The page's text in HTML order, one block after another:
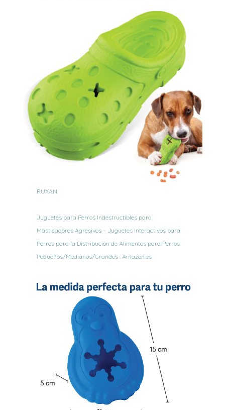
RUXAN
Juguetes para Perros Indestructibles para
Masticadores Agresivos – Juguetes Interactivos para
Perros para la Distribución de Alimentos para Perros
Pequeños/Medianos/Grandes : Amazon.es